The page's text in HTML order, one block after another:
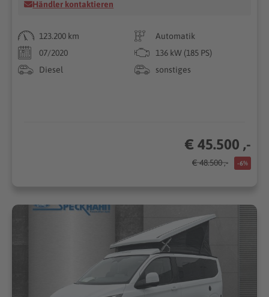
Händler kontaktieren
123.200 km
Automatik
07/2020
136 kW (185 PS)
Diesel
sonstiges
€ 45.500 ,-
€ 48.500 ,- -6%